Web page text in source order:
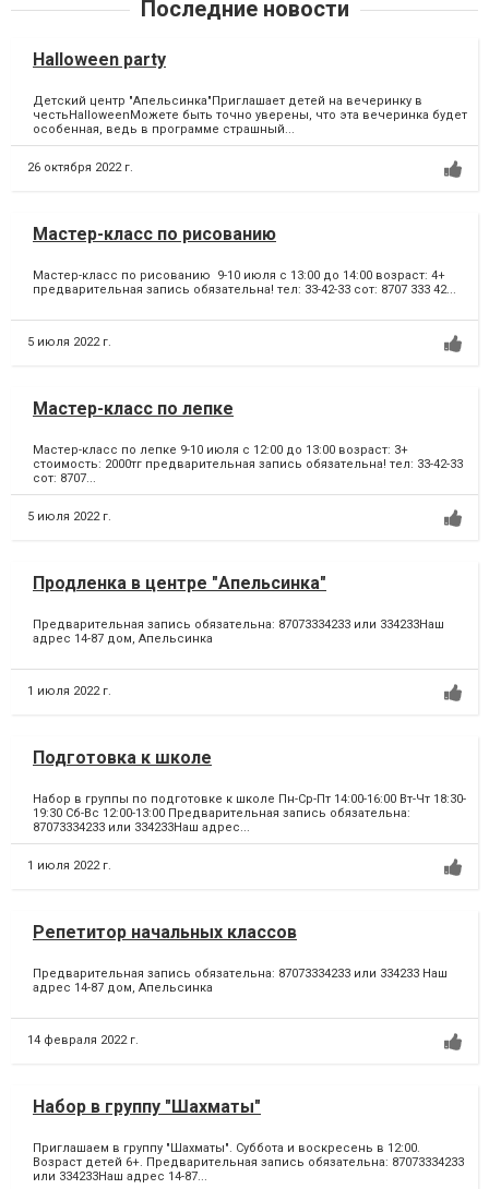
Последние новости
Halloween party
Детский центр "Апельсинка"Приглашает детей на вечеринку в
честьHalloweenМожете быть точно уверены, что эта вечеринка будет
особенная, ведь в программе страшный...
26 октября 2022 г.
Мастер-класс по рисованию
Мастер-класс по рисованию 9-10 июля с 13:00 до 14:00 возраст: 4+
предварительная запись обязательна! тел: 33-42-33 сот: 8707 333 42...
5 июля 2022 г.
Мастер-класс по лепке
Мастер-класс по лепке 9-10 июля с 12:00 до 13:00 возраст: 3+
стоимость: 2000тг предварительная запись обязательна! тел: 33-42-33
сот: 8707...
5 июля 2022 г.
Продленка в центре "Апельсинка"
Предварительная запись обязательна: 87073334233 или 334233Наш
адрес 14-87 дом, Апельсинка
1 июля 2022 г.
Подготовка к школе
Набор в группы по подготовке к школе Пн-Ср-Пт 14:00-16:00 Вт-Чт 18:30-
19:30 Сб-Вс 12:00-13:00 Предварительная запись обязательна:
87073334233 или 334233Наш адрес...
1 июля 2022 г.
Репетитор начальных классов
Предварительная запись обязательна: 87073334233 или 334233 Наш
адрес 14-87 дом, Апельсинка
14 февраля 2022 г.
Набор в группу "Шахматы"
Приглашаем в группу "Шахматы". Суббота и воскресень в 12:00.
Возраст детей 6+. Предварительная запись обязательна: 87073334233
или 334233Наш адрес 14-87...